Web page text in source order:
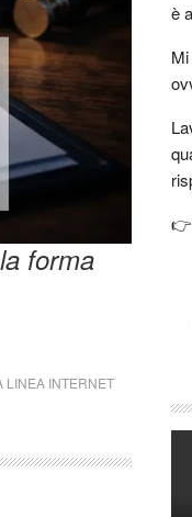
forma
LINEA INTERNET
è
👉